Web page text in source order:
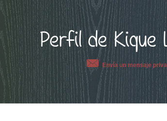
Perfil de Kique
Envía un mensaje